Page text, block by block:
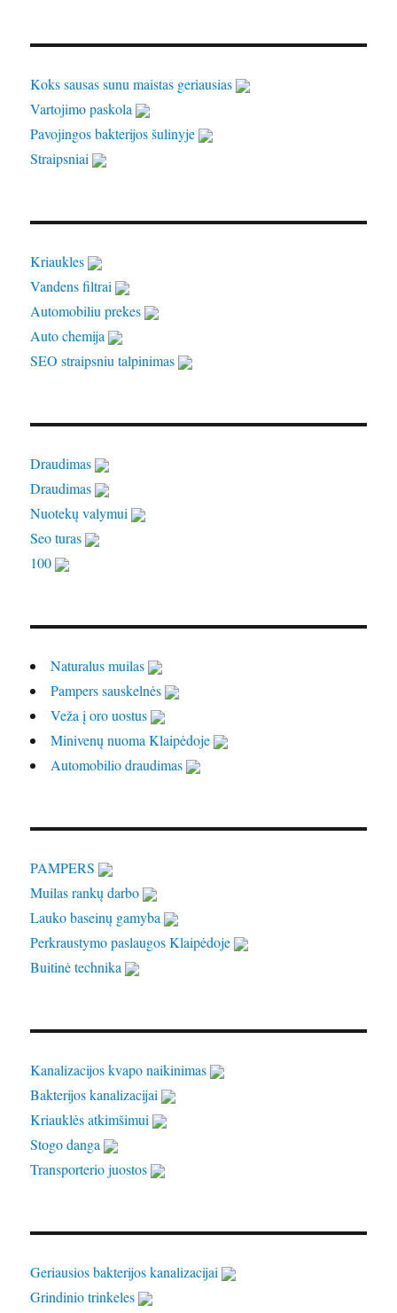
Koks sausas sunu maistas geriausias
Vartojimo paskola
Pavojingos bakterijos šulinyje
Straipsniai
Kriaukles
Vandens filtrai
Automobiliu prekes
Auto chemija
SEO straipsniu talpinimas
Draudimas
Draudimas
Nuotekų valymui
Seo turas
100
Naturalus muilas
Pampers sauskelnės
Veža į oro uostus
Minivenų nuoma Klaipėdoje
Automobilio draudimas
PAMPERS
Muilas rankų darbo
Lauko baseinų gamyba
Perkraustymo paslaugos Klaipėdoje
Buitinė technika
Kanalizacijos kvapo naikinimas
Bakterijos kanalizacijai
Kriauklės atkimšimui
Stogo danga
Transporterio juostos
Geriausios bakterijos kanalizacijai
Grindinio trinkeles